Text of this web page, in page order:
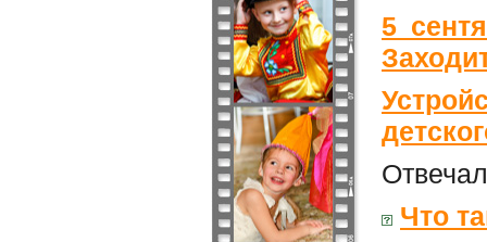
5
Что